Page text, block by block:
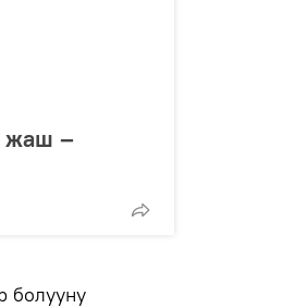
жаш –
болууну